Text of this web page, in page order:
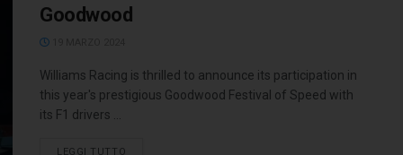
Goodwood
Williams Racing is thrilled to announce its participation in
this year's prestigious Goodwood Festival of Speed with
its F1 drivers ...
LEGGI TUTTO